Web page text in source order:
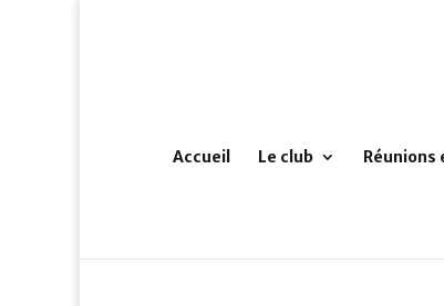
Accueil Le club Réunions